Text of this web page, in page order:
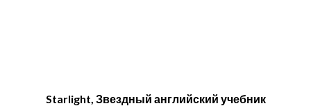
Starlight, Звездный английский учебник